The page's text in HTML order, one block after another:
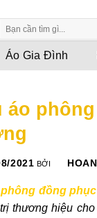
Áo Gia Đình
áo
2021 BỞI
đồng
thương hiệu